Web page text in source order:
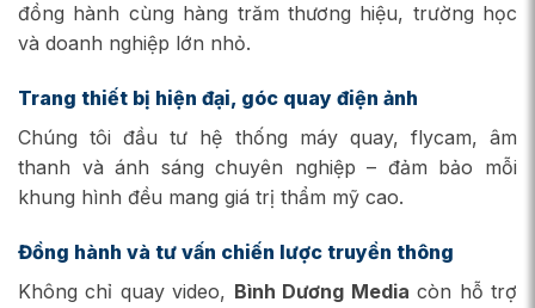
đồng hành cùng hàng trăm thương hiệu, trường học
và doanh nghiệp lớn nhỏ.
Trang thiết bị hiện đại, góc quay điện ảnh
Chúng tôi đầu tư hệ thống máy quay, flycam, âm
thanh và ánh sáng chuyên nghiệp – đảm bảo mỗi
khung hình đều mang giá trị thẩm mỹ cao.
Đồng hành và tư vấn chiến lược truyền thông
Không chỉ quay video, Bình Dương Media còn hỗ trợ